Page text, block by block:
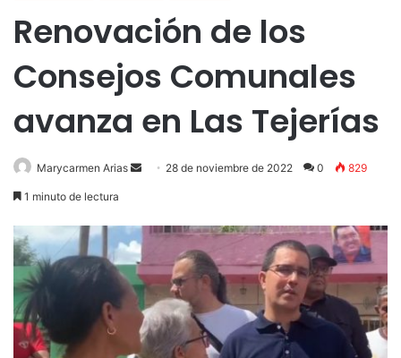
Renovación de los
Consejos Comunales
avanza en Las Tejerías
Marycarmen Arias
Send 28 de noviembre de 2022 0 829
1 minuto de lectura